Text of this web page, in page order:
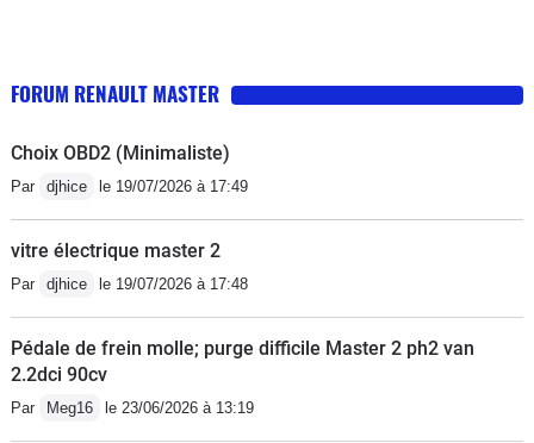
FORUM RENAULT MASTER
Choix OBD2 (Minimaliste)
Par djhice le 19/07/2026 à 17:49
vitre électrique master 2
Par djhice le 19/07/2026 à 17:48
Pédale de frein molle; purge difficile Master 2 ph2 van
2.2dci 90cv
Par Meg16 le 23/06/2026 à 13:19